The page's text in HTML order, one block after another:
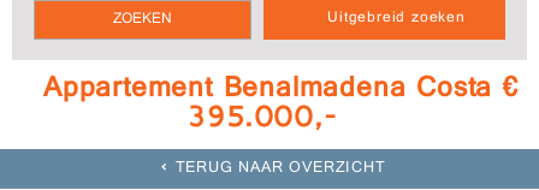
Uitgebreid zoeken
Appartement Benalmadena Costa €
395.000,-
TERUG NAAR OVERZICHT